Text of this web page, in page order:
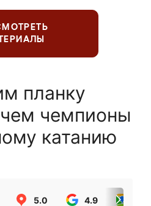
планку
чемпионы
катанию
5.0 4.9